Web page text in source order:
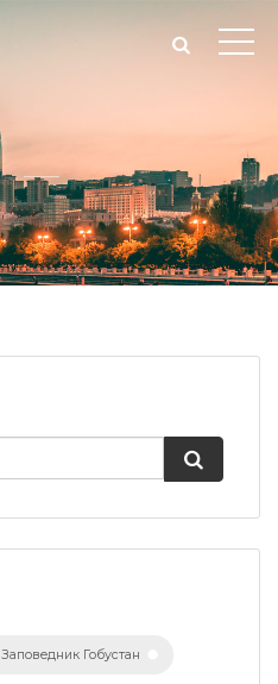
Заповедник Гобустан